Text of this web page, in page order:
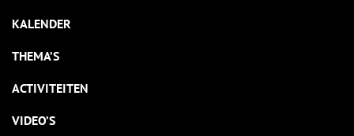
KALENDER
THEMA’S
ACTIVITEITEN
VIDEO’S